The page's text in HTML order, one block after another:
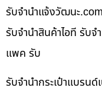
รับจํานําแจ้งวัฒนะ
รับจำนำสินค้าไอที รับ
แพค รับ
รับจำนำกระเป๋าแบรน